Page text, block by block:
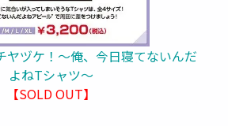
ヤヅケ！～俺、今日寝てないんだ
よねTシャツ～
【SOLD OUT】